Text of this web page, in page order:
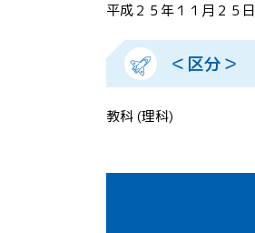
平成２５年１１月２５日
＜区分＞
教科 (理科)